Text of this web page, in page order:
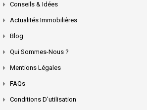
Conseils & Idées
Actualités Immobilières
Blog
Qui Sommes-Nous ?
Mentions Légales
FAQs
Conditions D’utilisation